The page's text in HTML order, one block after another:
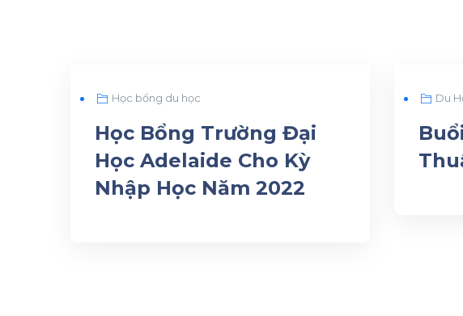
Học bổng du học
Học Bổng Trường Đại
Học Adelaide Cho Kỳ
Nhập Học Năm 2022
Du